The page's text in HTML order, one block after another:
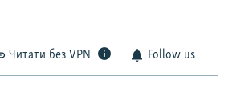
Читати без VPN Follow us